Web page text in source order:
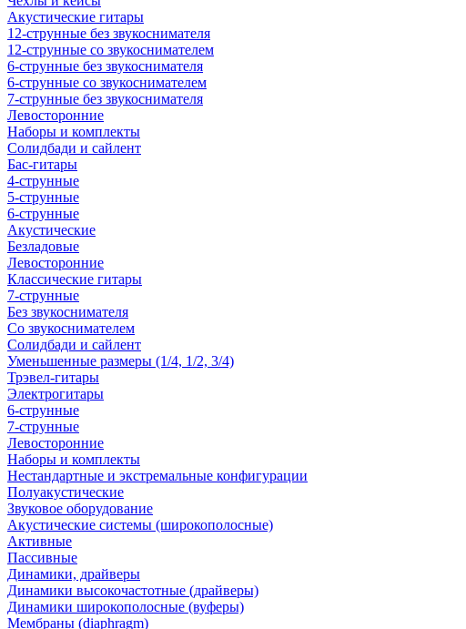
Акустические гитары
12-струнные без звукоснимателя
12-струнные со звукоснимателем
6-струнные без звукоснимателя
6-струнные со звукоснимателем
7-струнные без звукоснимателя
Левосторонние
Наборы и комплекты
Солидбади и сайлент
Бас-гитары
4-струнные
5-струнные
6-струнные
Акустические
Безладовые
Левосторонние
Классические гитары
7-струнные
Без звукоснимателя
Со звукоснимателем
Солидбади и сайлент
Уменьшенные размеры (1/4, 1/2, 3/4)
Трэвел-гитары
Электрогитары
6-струнные
7-струнные
Левосторонние
Наборы и комплекты
Нестандартные и экстремальные конфигурации
Полуакустические
Звуковое оборудование
Акустические системы (широкополосные)
Активные
Пассивные
Динамики, драйверы
Динамики высокочастотные (драйверы)
Динамики широкополосные (вуферы)
Мембраны (diaphragm)